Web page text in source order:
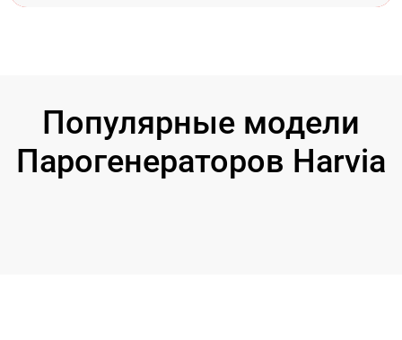
Популярные модели
Парогенераторов Harvia